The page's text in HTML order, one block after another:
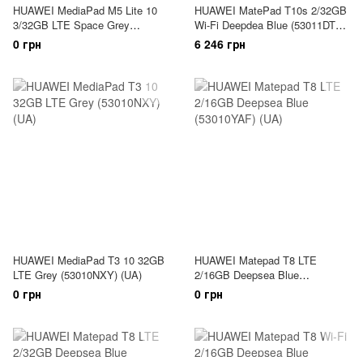
HUAWEI MediaPad M5 Lite 10
3/32GB LTE Space Grey
(53010DHG, 53010NMY)
0 грн
HUAWEI MatePad T10s 2/32GB
Wi-Fi Deepdea Blue (53011DTD)
(UA)
6 246 грн
HUAWEI MediaPad T3 10 32GB
LTE Grey (53010NXY) (UA)
0 грн
HUAWEI Matepad T8 LTE
2/16GB Deepsea Blue
(53010YAF) (UA)
0 грн